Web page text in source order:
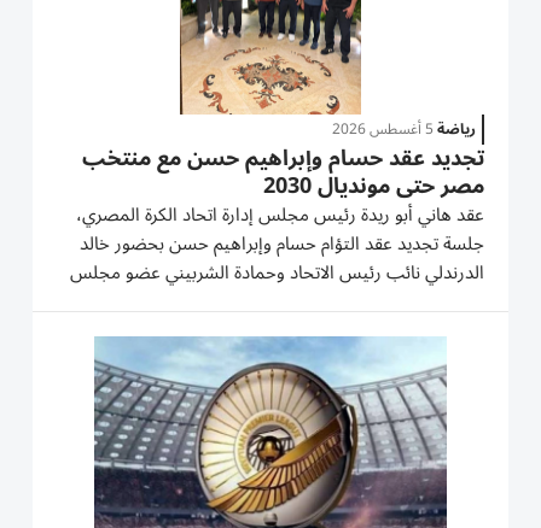
رياضة5 أغسطس 2026
تجديد عقد حسام وإبراهيم حسن مع منتخب
مصر حتى مونديال 2030
عقد هاني أبو ريدة رئيس مجلس إدارة اتحاد الكرة المصري،
جلسة تجديد عقد التؤام حسام وإبراهيم حسن بحضور خالد
الدرندلي نائب رئيس الاتحاد وحمادة الشربيني عضو مجلس
الإدارة ووليد بدر المدير الإداري للمنتخب. وتم الاتفاق على
كافة بنود العقد بحيث يمتد حتى مونديال 2030، على أن يتم
فسخ...